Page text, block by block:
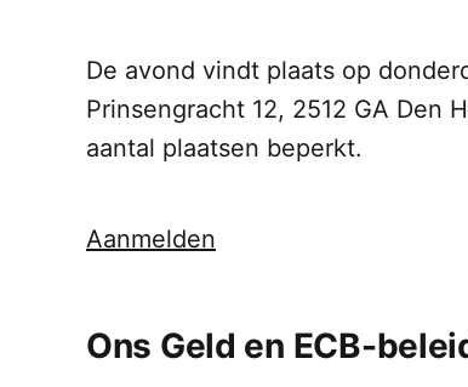
De avond vindt plaats op
Prinsengracht 12, 2512 GA Den
aantal plaatsen beperkt.
Aanmelden
Ons Geld en ECB-